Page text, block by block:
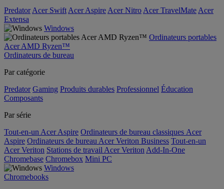
Predator Acer Swift Acer Aspire Acer Nitro Acer TravelMate Acer
Extensa
Windows
Ordinateurs portables
Acer AMD Ryzen™
Ordinateurs de bureau
Par catégorie
Predator Gaming Produits durables Professionnel Éducation
Composants
Par série
Tout-en-un Acer Aspire Ordinateurs de bureau classiques Acer
Aspire Ordinateurs de bureau Acer Veriton Business Tout-en-un
Acer Veriton Stations de travail Acer Veriton Add-In-One
Chromebase Chromebox Mini PC
Windows
Chromebooks